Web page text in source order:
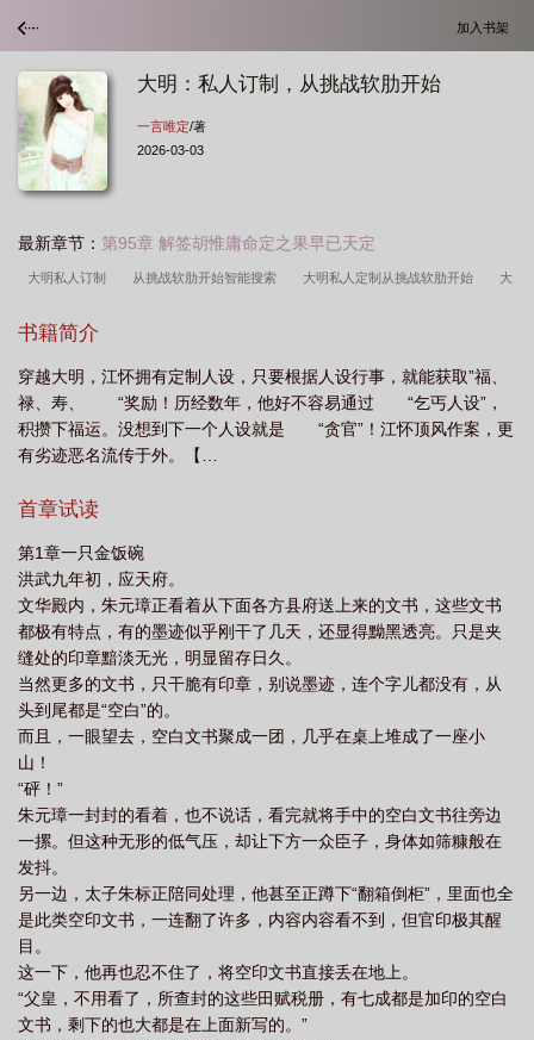
加入书架
大明：私人订制，从挑战软肋开始
一言唯定/著
2026-03-03
最新章节： 第95章 解签胡惟庸命定之果早已天定
大明私人订制 从挑战软肋开始智能搜索 大明私人定制从挑战软肋开始 大
肋开始笔趣阁
书籍简介
穿越大明，江怀拥有定制人设，只要根据人设行事，就能获取”福、
禄、寿、 “奖励！历经数年，他好不容易通过 “乞丐人设”，
积攒下福运。没想到下一个人设就是 “贪官”！江怀顶风作案，更
有劣迹恶名流传于外。【…
首章试读
第1章一只金饭碗
洪武九年初，应天府。
文华殿内，朱元璋正看着从下面各方县府送上来的文书，这些文书
都极有特点，有的墨迹似乎刚干了几天，还显得黝黑透亮。只是夹
缝处的印章黯淡无光，明显留存日久。
当然更多的文书，只干脆有印章，别说墨迹，连个字儿都没有，从
头到尾都是“空白”的。
而且，一眼望去，空白文书聚成一团，几乎在桌上堆成了一座小
山！
“砰！”
朱元璋一封封的看着，也不说话，看完就将手中的空白文书往旁边
一摞。但这种无形的低气压，却让下方一众臣子，身体如筛糠般在
发抖。
另一边，太子朱标正陪同处理，他甚至正蹲下“翻箱倒柜”，里面也全
是此类空印文书，一连翻了许多，内容内容看不到，但官印极其醒
目。
这一下，他再也忍不住了，将空印文书直接丢在地上。
“父皇，不用看了，所查封的这些田赋税册，有七成都是加印的空白
文书，剩下的也大都是在上面新写的。”